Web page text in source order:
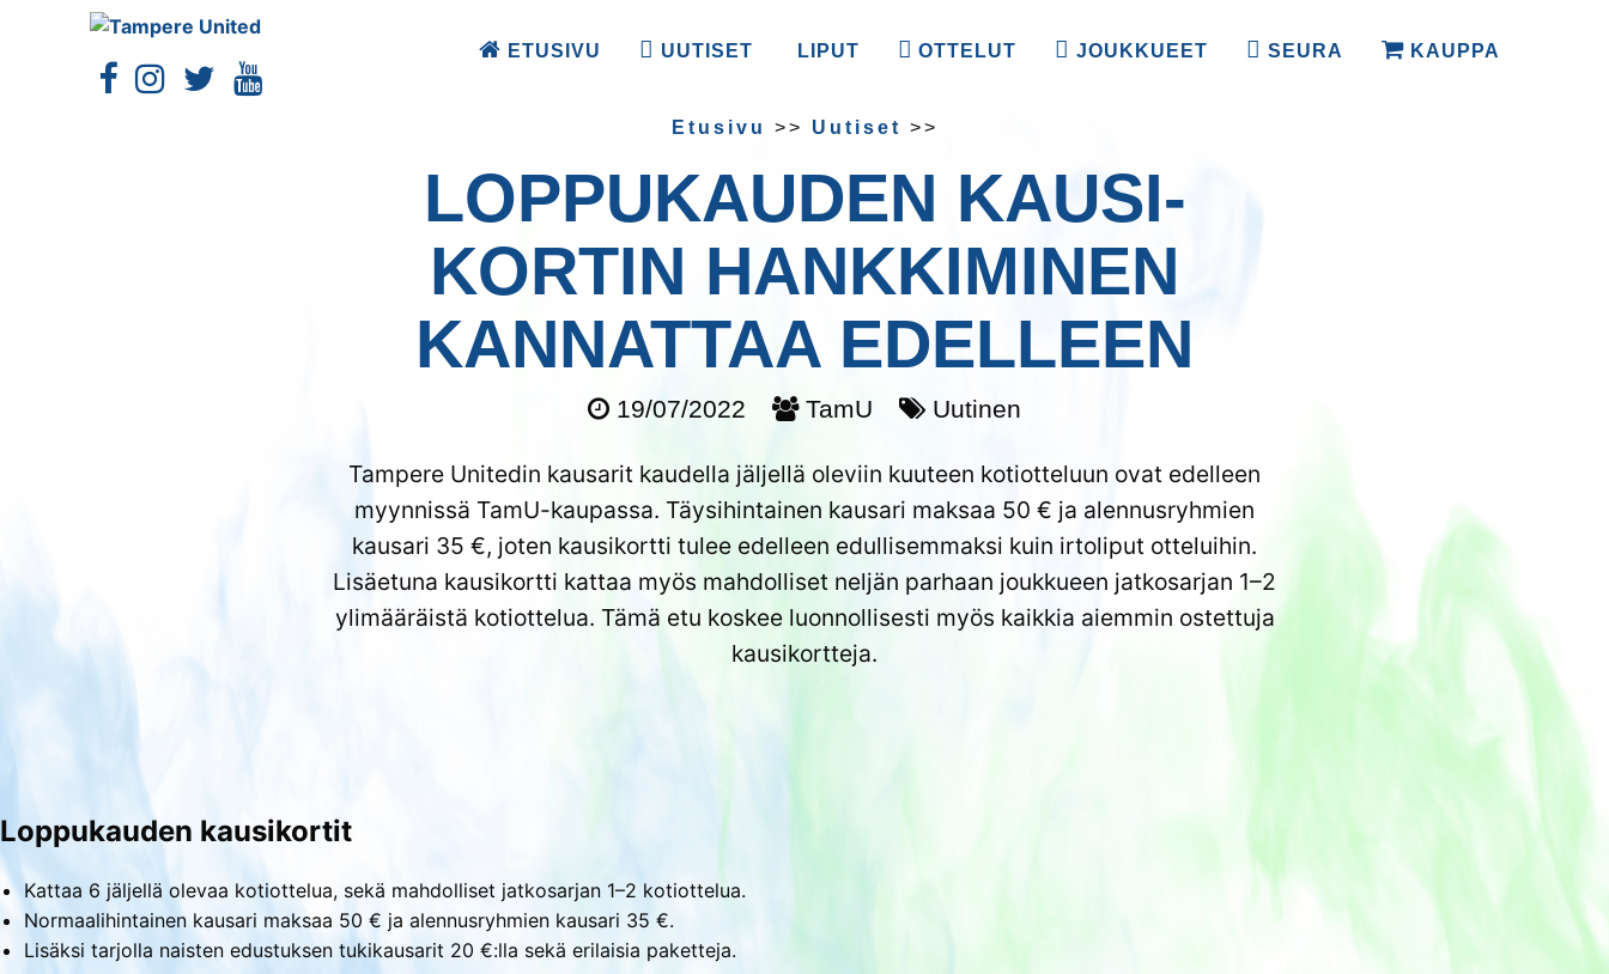
ETUSIVU UUTISET LIPUT OTTELUT JOUKKUEET SEURA KAUPPA
Etusivu >> Uutiset >>
LOPPU­KAUDEN KAUSI­­­
KORTIN HANKKIMINEN
KANNATTAA EDELLEEN
19/07/2022 TamU Uutinen
Tampere Unitedin kausarit kaudella jäljellä oleviin kuuteen kotiotteluun ovat edelleen
myynnissä TamU-kaupassa. Täysihintainen kausari maksaa 50 € ja alennusryhmien
kausari 35 €, joten kausikortti tulee edelleen edullisemmaksi kuin irtoliput otteluihin.
Lisäetuna kausikortti kattaa myös mahdolliset neljän parhaan joukkueen jatkosarjan 1–2
ylimääräistä kotiottelua. Tämä etu koskee luonnollisesti myös kaikkia aiemmin ostettuja
kausikortteja.
Loppukauden kausikortit
Kattaa 6 jäljellä olevaa kotiottelua, sekä mahdolliset jatkosarjan 1–2 kotiottelua.
Normaalihintainen kausari maksaa 50 € ja alennusryhmien kausari 35 €.
Lisäksi tarjolla naisten edustuksen tukikausarit 20 €:lla sekä erilaisia paketteja.